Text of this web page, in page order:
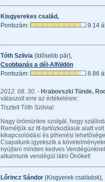
Kisgyerekes család,
Pontszám:
9.14
Tóth Szilvia (Idősebb pár),
Csobbanás a dél-Alföldön
Pontszám:
8.86
2012. 08. 30. - Hrabovszki Tünde,
válaszolt erre az értékelésre:
Tisztelt Tóth Szilvia!
Nagy örömünkre szolgál, hogy
Reméljük az itt-tartózkodásuk alatt
kikapcsolódási és pihenési
Csapatunk igyekszik a
nyújtani minden kedves
alkalmunk vendégül látni Önöket!
Lőrincz Sándor (Kisgyerek családok),